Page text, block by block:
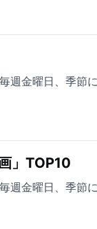
週金曜日、季節
」TOP10
週金曜日、季節